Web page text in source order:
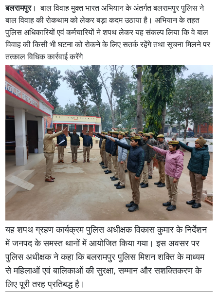
बलरामपुर। बाल विवाह मुक्त भारत अभियान के अंतर्गत बलरामपुर पुलिस ने
बाल विवाह की रोकथाम को लेकर बड़ा कदम उठाया है। अभियान के तहत
पुलिस अधिकारियों एवं कर्मचारियों ने शपथ लेकर यह संकल्प लिया कि वे बाल
विवाह की किसी भी घटना को रोकने के लिए सतर्क रहेंगे तथा सूचना मिलने पर
तत्काल विधिक कार्रवाई करेंगे
यह शपथ ग्रहण कार्यक्रम पुलिस अधीक्षक विकास कुमार के निर्देशन
में जनपद के समस्त थानों में आयोजित किया गया। इस अवसर पर
पुलिस अधीक्षक ने कहा कि बलरामपुर पुलिस मिशन शक्ति के माध्यम
से महिलाओं एवं बालिकाओं की सुरक्षा, सम्मान और सशक्तिकरण के
लिए पूरी तरह प्रतिबद्ध है।